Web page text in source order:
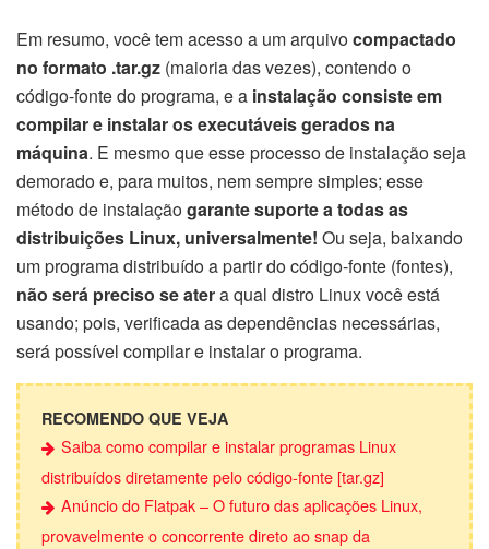
Em resumo, você tem acesso a um arquivocompactado
no formato .tar.gz (maioria das vezes), contendo o
código-fonte do programa, e a instalação consiste em
compilar e instalar os executáveis gerados na
máquina. E mesmo que esse processo de instalação seja
demorado e, para muitos, nem sempre simples; esse
método de instalaçãogarante suporte a todas as
distribuições Linux, universalmente! Ou seja, baixando
um programa distribuído a partir do código-fonte (fontes),
não será preciso se atera qual distro Linux você está
usando; pois, verificada as dependências necessárias,
será possível compilar e instalar o programa.
RECOMENDO QUE VEJA
Saiba como compilar e instalar programas Linux
distribuídos diretamente pelo código-fonte [tar.gz]
Anúncio do Flatpak – O futuro das aplicações Linux,
provavelmente o concorrente direto ao snap da